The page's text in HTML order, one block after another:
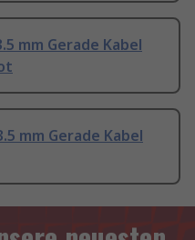
mm Gerade Kabel
mm Gerade Kabel